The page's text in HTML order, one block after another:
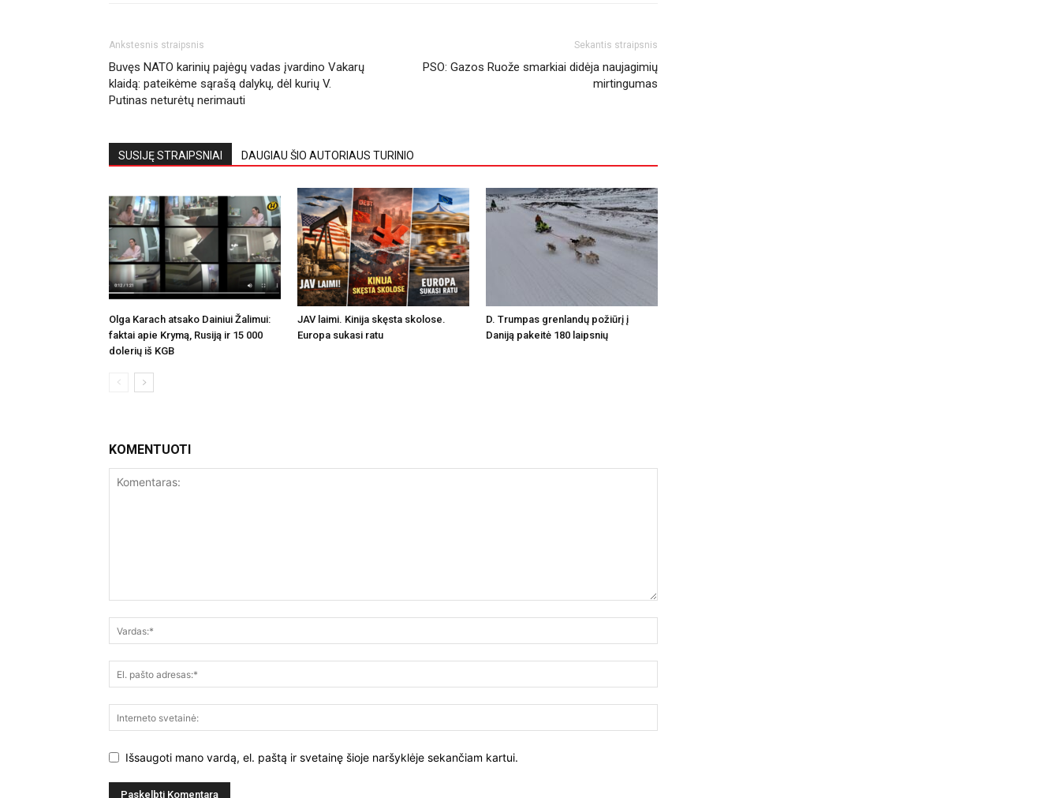
Ankstesnis straipsnis
Buvęs NATO karinių pajėgų vadas įvardino Vakarų
klaidą: pateikėme sąrašą dalykų, dėl kurių V.
Putinas neturėtų nerimauti
Sekantis straipsnis
PSO: Gazos Ruože smarkiai didėja naujagimių
mirtingumas
SUSIJĘ STRAIPSNIAI DAUGIAU ŠIO AUTORIAUS TURINIO
Olga Karach atsako Dainiui Žalimui:
faktai apie Krymą, Rusiją ir 15 000
dolerių iš KGB
JAV laimi. Kinija skęsta skolose.
Europa sukasi ratu
D. Trumpas grenlandų požiūrį į
Daniją pakeitė 180 laipsnių
KOMENTUOTI
Išsaugoti mano vardą, el. paštą ir svetainę šioje naršyklėje sekančiam kartui.